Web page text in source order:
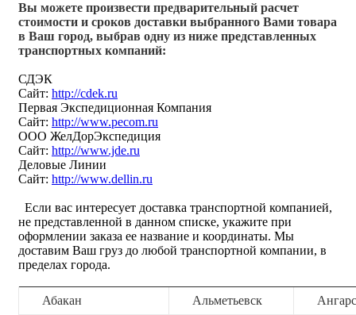
Вы можете произвести предварительный расчет
стоимости и сроков доставки выбранного Вами товара
в Ваш город, выбрав одну из ниже представленных
транспортных компаний:
СДЭК
Сайт: http://cdek.ru
Первая Экспедиционная Компания
Сайт: http://www.pecom.ru
ООО ЖелДорЭкспедиция
Сайт: http://www.jde.ru
Деловые Линии
Сайт: http://www.dellin.ru
Если вас интересует доставка транспортной компанией,
не представленной в данном списке, укажите при
оформлении заказа ее название и координаты. Мы
доставим Ваш груз до любой транспортной компании, в
пределах города.
Абакан Альметьевск